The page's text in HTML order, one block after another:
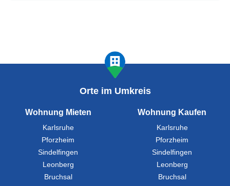
Orte im Umkreis
Wohnung Mieten
Karlsruhe
Pforzheim
Sindelfingen
Leonberg
Bruchsal
Wohnung Kaufen
Karlsruhe
Pforzheim
Sindelfingen
Leonberg
Bruchsal